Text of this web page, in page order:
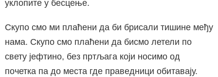
уклопите у бесцење.
Скупо смо ми плаћени да би брисали тишине међу
нама. Скупо смо плаћени да бисмо летели по
свету јефтино, без пртљага који носимо од
почетка па до места где праведници обитавају.